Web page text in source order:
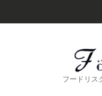
フードリス